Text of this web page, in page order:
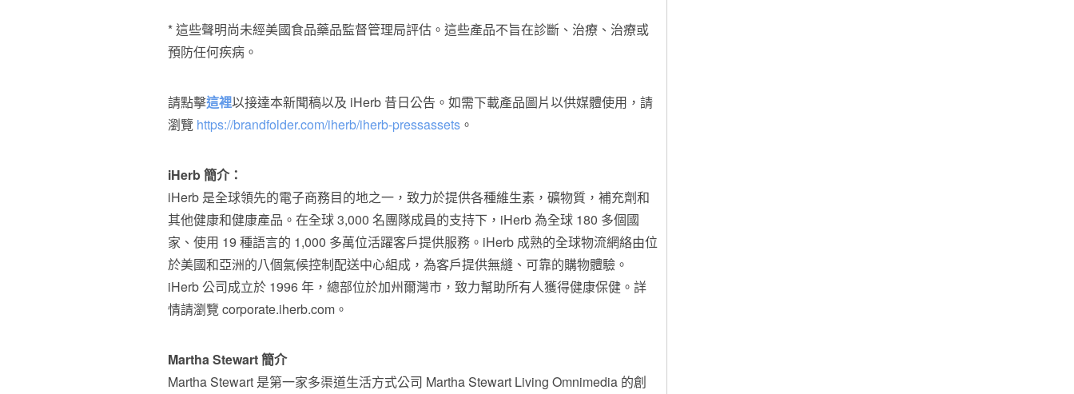
* 這些聲明尚未經美國食品藥品監督管理局評估。這些產品不旨在診斷、治療、治療或
預防任何疾病。
請點擊這裡以接達本新聞稿以及 iHerb 昔日公告。如需下載產品圖片以供媒體使用，請
瀏覽 https://brandfolder.com/iherb/iherb-pressassets。
iHerb 簡介：
iHerb 是全球領先的電子商務目的地之一，致力於提供各種維生素，礦物質，補充劑和
其他健康和健康產品。在全球 3,000 名團隊成員的支持下，iHerb 為全球 180 多個國
家、使用 19 種語言的 1,000 多萬位活躍客戶提供服務。iHerb 成熟的全球物流網絡由位
於美國和亞洲的八個氣候控制配送中心組成，為客戶提供無縫、可靠的購物體驗。
iHerb 公司成立於 1996 年，總部位於加州爾灣市，致力幫助所有人獲得健康保健。詳
情請瀏覽 corporate.iherb.com。
Martha Stewart簡介
Martha Stewart是第一家多渠道生活方式公司 Martha Stewart Living Omnimedia 的創